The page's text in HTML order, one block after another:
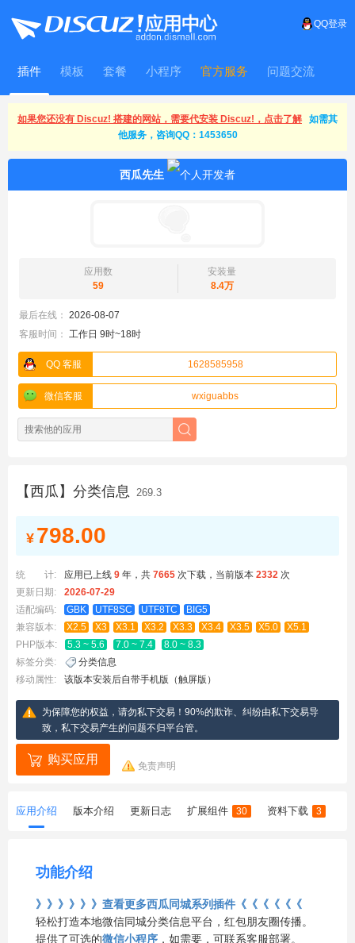
QQ登录
插件 模板 套餐 小程序 官方服务 问题交流
WitFrame
如果您还没有 Discuz! 搭建的网站，需要代安装 Discuz!，点击了解
如需其
他服务，咨询QQ：1453650
西瓜先生
应用数
59
安装量
8.4万
最后在线： 2026-08-07
客服时间： 工作日 9时~18时
QQ 客服 1628585958
微信客服 wxiguabbs
【西瓜】分类信息 269.3
¥ 798.00
统 计: 应用已上线 9 年， 共 7665 次下载，当前版本 2332 次
更新日期:
2026-07-29
适配编码:
GBK UTF8SC UTF8TC
BIG5
兼容版本:
X2.5 X3 X3.1 X3.2 X3.3 X3.4 X3.5 X5.0
X5.1
PHP版本:
5.3 ~ 5.6 7.0 ~ 7.4
8.0 ~ 8.3
标签分类:
分类信息
移动属性:
该版本安装后自带手机版（触屏版）
为保障您的权益，请勿私下交易！90%的欺诈、纠纷由私下交易导
致，私下交易产生的问题不归平台管。
购买应用 免责声明
应用介绍 版本介绍 更新日志 扩展组件 30 资料下载 3
功能介绍
》》》》》》查看更多西瓜同城系列插件《《《《《《
轻松打造本地微信同城分类信息平台，红包朋友圈传播。
提供了可选的微信小程序 ，如需要，可联系客服部署。